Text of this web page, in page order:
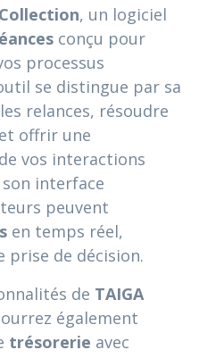
, un logiciel
conçu pour
processus
se distingue par sa
relances, résoudre
offrir une
vos interactions
son interface
peuvent
en temps réel,
prise de décision.
de TAIGA
également
trésorerie avec